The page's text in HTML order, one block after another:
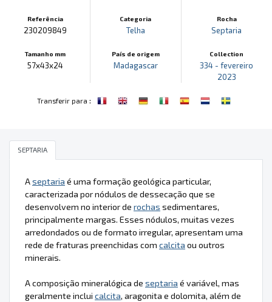
Referência
230209849
Tamanho mm
57x43x24
Categoria
Telha
País de origem
Madagascar
Rocha
Septaria
Collection
334 - fevereiro
2023
Transferir para :
SEPTARIA
Aseptaria é uma formação geológica particular,
caracterizada por nódulos de dessecação que se
desenvolvem no interior de rochas sedimentares,
principalmente margas. Esses nódulos, muitas vezes
arredondados ou de formato irregular, apresentam uma
rede de fraturas preenchidas com calcita ou outros
minerais.
A composição mineralógica de septaria é variável, mas
geralmente inclui calcita, aragonita e dolomita, além de